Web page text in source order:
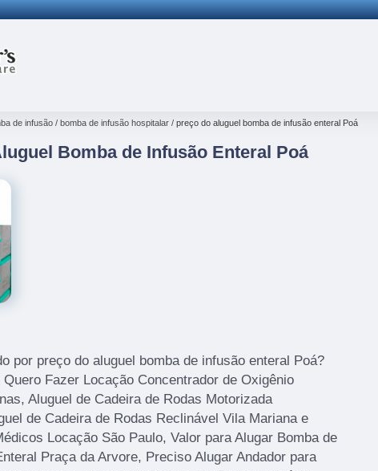
(15)3326-9334 (15)99109-3183
de infusão bomba de infusão hospitalar preço do aluguel bomba de infusão enteral Poá
Bomba de Infusão Enteral Poá
por preço do aluguel bomba de infusão enteral Poá?
Fazer Locação Concentrador de Oxigênio
Aluguel de Cadeira de Rodas Motorizada
de Cadeira de Rodas Reclinável Vila Mariana e
Locação São Paulo, Valor para Alugar Bomba de
Praça da Arvore, Preciso Alugar Andador para